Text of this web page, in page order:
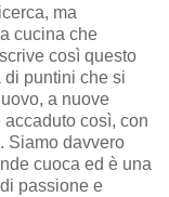
ma
cucina che
così questo
di puntini che si
a nuove
così, con
Siamo davvero
cuoca ed è una
passione e